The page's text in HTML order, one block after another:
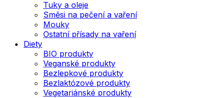
Tuky a oleje
Směsi na pečení a vaření
Mouky
Ostatní přísady na vaření
Diety
BIO produkty
Veganské produkty
Bezlepkové produkty
Bezlaktózové produkty
Vegetariánské produkty